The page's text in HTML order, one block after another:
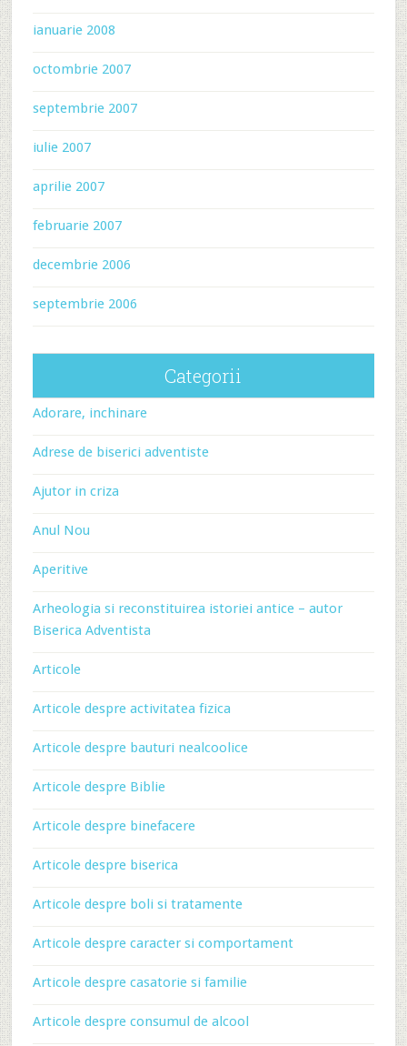
ianuarie 2008
octombrie 2007
septembrie 2007
iulie 2007
aprilie 2007
februarie 2007
decembrie 2006
septembrie 2006
Categorii
Adorare, inchinare
Adrese de biserici adventiste
Ajutor in criza
Anul Nou
Aperitive
Arheologia si reconstituirea istoriei antice – autor
Biserica Adventista
Articole
Articole despre activitatea fizica
Articole despre bauturi nealcoolice
Articole despre Biblie
Articole despre binefacere
Articole despre biserica
Articole despre boli si tratamente
Articole despre caracter si comportament
Articole despre casatorie si familie
Articole despre consumul de alcool